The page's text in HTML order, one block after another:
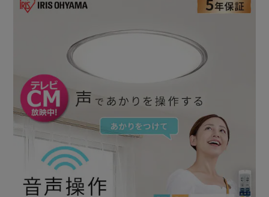
【高い省エネ性能と明るさを両立】
り、高い省エネ性能と自然な明るさを同時に実現。
明るいのにまぶしくない、自然な光でお部屋を照らします。
【シーンに合わせてあかりをアレンジ】
付属のリモコンで、調色11段階・調光10段階＋常夜灯で灯
りを調節できます。
【おやすみタイマー】
次第に暗くなり、10分または30分後に消灯します。
【点灯タイマー】
設定した時刻になると、ゆっくり点灯します。
【シーン選択】
設定された明かり（読書・食事・くつろぎ）が再現され、シ
ーンに合わせて明かりを演出します。